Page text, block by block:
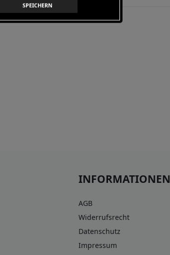
INFORMATIONEN
AGB
Widerrufsrecht
Datenschutz
Impressum
SPEICHERN